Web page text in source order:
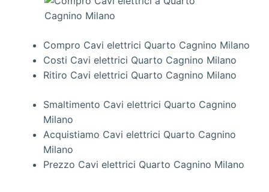
Compro Cavi elettrici Quarto Cagnino Milano
Costi Cavi elettrici Quarto Cagnino Milano
Ritiro Cavi elettrici Quarto Cagnino Milano
Smaltimento Cavi elettrici Quarto Cagnino
Milano
Acquistiamo Cavi elettrici Quarto Cagnino
Milano
Prezzo Cavi elettrici Quarto Cagnino Milano